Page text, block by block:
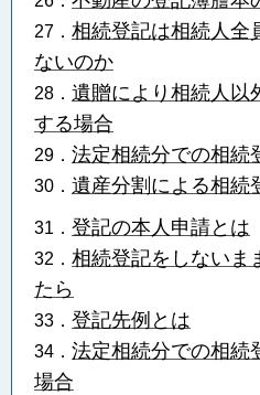
27． 相続登記は相続人全
ないのか
28． 遺贈により相続人以
する場合
29． 法定相続分での相続
30． 遺産分割による相続
31． 登記の本人申請とは
32． 相続登記をしないま
たら
33． 登記先例とは
34． 法定相続分での相続
場合